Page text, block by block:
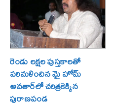
రెండు లక్షల పుస్తకాలతో
పరిమళించిన మై హోమ్
అవతార్‌లో చరిత్రకెక్కిన
పురాణపండ